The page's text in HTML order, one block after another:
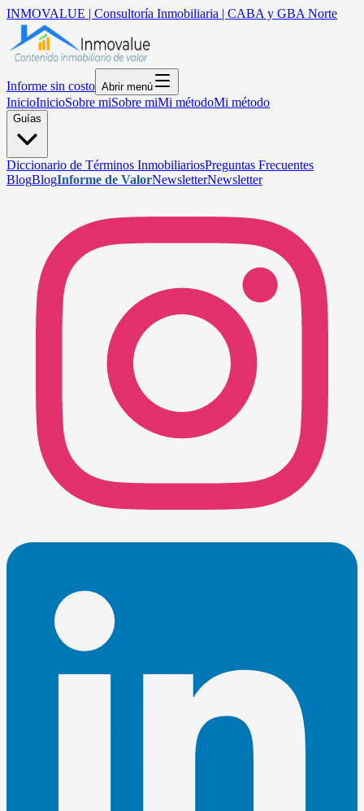
INMOVALUE | Consultoría Inmobiliaria | CABA y GBA Norte
Informe sin costo Abrir menú
InicioInicioSobre miSobre miMi métodoMi método
Guías
Diccionario de Términos InmobiliariosPreguntas Frecuentes
BlogBlogInforme de ValorNewsletterNewsletter